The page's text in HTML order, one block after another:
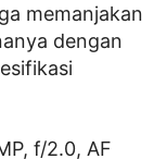
memanjakan
dengan
f/2.0, AF